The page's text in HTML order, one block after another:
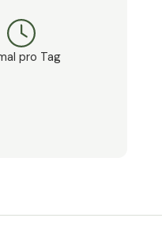
pro Tag